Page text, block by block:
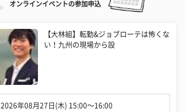
オンラインイベントの参加申込
【大林組】転勤&ジョブローテは怖くな
い！九州の現場から設
2026年08月27日(木) 15:00〜16:00